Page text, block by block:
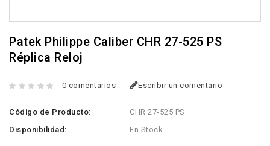
Patek Philippe Caliber CHR 27-525 PS
Réplica Reloj
0 comentarios Escribir un comentario
Código de Producto:
CHR 27-525 PS
Disponibilidad:
En Stock